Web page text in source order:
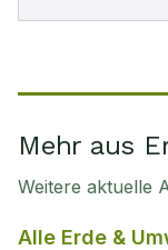
Mehr aus
Weitere aktuelle
Alle Erde &